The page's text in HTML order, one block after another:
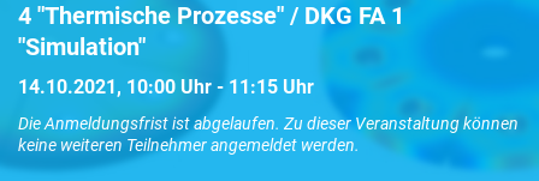
4 "Thermische Prozesse" / DKG FA 1
"Simulation"
14.10.2021, 10:00 Uhr - 11:15 Uhr
Die Anmeldungsfrist ist abgelaufen. Zu dieser Veranstaltung können
keine weiteren Teilnehmer angemeldet werden.